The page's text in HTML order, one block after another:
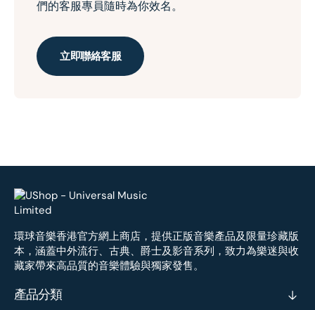
們的客服專員隨時為你效名。
立即聯絡客服
環球音樂香港官方網上商店，提供正版音樂產品及限量珍藏版
本，涵蓋中外流行、古典、爵士及影音系列，致力為樂迷與收
藏家帶來高品質的音樂體驗與獨家發售。
產品分類